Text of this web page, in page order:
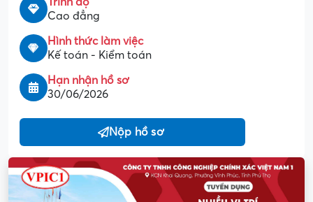
Cao đẳng
Hình thức làm việc
Kế toán - Kiểm toán
Hạn nhận hồ sơ
30/06/2026
Nộp hồ sơ